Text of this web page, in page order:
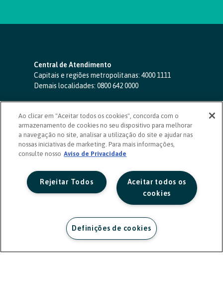
Central de Atendimento
Capitais e regiões metropolitanas: 4000 1111
Demais localidades: 0800 642 0000
SAC 24 horas-0800 724 4420
Ouvidoria
0800 725 0996
(de segunda a sexta, das 8h às 20h)
ouvidoriasicoob.com.br
Deficientes auditivos ou de fala
Ao clicar em "Aceitar todos os cookies", concorda com o
armazenamento de cookies no seu dispositivo para melhorar
a navegação no site, analisar a utilização do site e ajudar nas
nossas iniciativas de marketing. Para mais informações,
consulte nosso Aviso de Privacidade
Aceitar todos os
cookies
Rejeitar Todos
Definições de cookies